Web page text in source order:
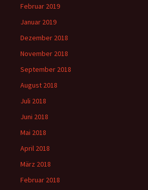
Februar 2019
Januar 2019
Dezember 2018
November 2018
September 2018
August 2018
Juli 2018
Juni 2018
Mai 2018
April 2018
März 2018
Februar 2018